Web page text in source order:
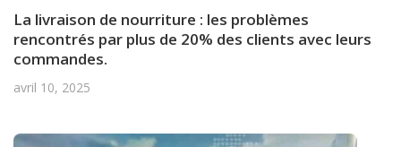
La livraison de nourriture : les problèmes
rencontrés par plus de 20% des clients avec leurs
commandes.
avril 10, 2025